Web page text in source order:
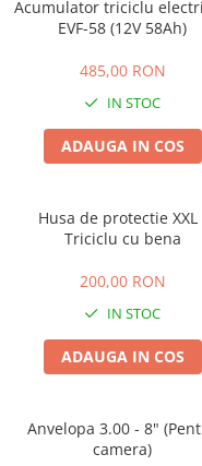
Toate accesoriile la
Essential, M365, 1S
Scooter 4 Ultra
Piese Xiaomi Scooter 5
Piese Xiaomi Scooter Elite
Piese Xiaomi Scooter 5
Piese Xiaomi Scooter 5
Piese Xiaomi Scooter 6
Piese Xiaomi Scooter 6
Accesorii Trotinete
ES1, ES2, ES3
Ninebot Segway ZT3 PRO
Acumulator triciclu
EVF-58 (12V 58Ah)
485,00 RON
IN STOC
ADAUGA IN COS
Husa de protectie XXL
Triciclu cu bena
200,00 RON
IN STOC
ADAUGA IN COS
Anvelopa 3.00 - 8"
camera)